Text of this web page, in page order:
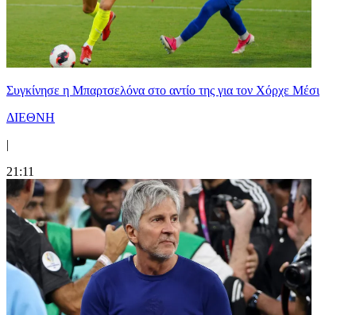
Συγκίνησε η Μπαρτσελόνα στο αντίο της για τον Χόρχε Μέσι
ΔΙΕΘΝΗ
|
21:11